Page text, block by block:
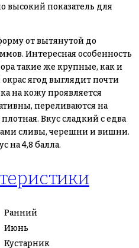
высокий показатель для
от вытянутой до
Интересная особенность
такие же крупные, как и
ягод выглядит почти
на кожу проявляется
переливаются на
Вкус сладкий с едва
сливы, черешни и вишни.
на 4,8 балла.
Ранний
Июнь
Кустарник